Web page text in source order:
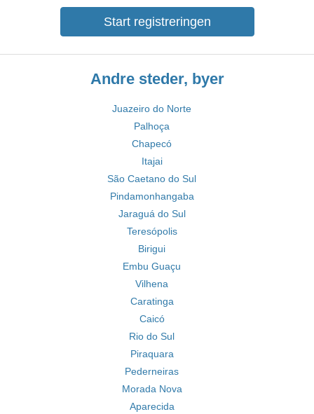
Start registreringen
Andre steder, byer
Juazeiro do Norte
Palhoça
Chapecó
Itajai
São Caetano do Sul
Pindamonhangaba
Jaraguá do Sul
Teresópolis
Birigui
Embu Guaçu
Vilhena
Caratinga
Caicó
Rio do Sul
Piraquara
Pederneiras
Morada Nova
Aparecida